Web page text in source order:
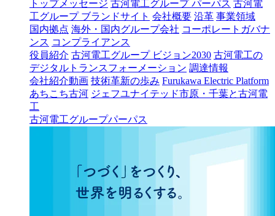
トップメッセージ 古河電工グループ パーパス 古河電
工グループ ブランドサイト 会社概要 沿革 事業領域
国内拠点 海外・国内グループ会社 コーポレートガバナ
ンス コンプライアンス
役員紹介 古河電工グループ ビジョン2030 古河電工の
デジタルトランスフォーメーション 調達情報
会社紹介動画 技術革新の歩み Furukawa Electric Platform
あちこち古河 ジェフユナイテッド市原・千葉と古河電
工
古河電工グループパーパス